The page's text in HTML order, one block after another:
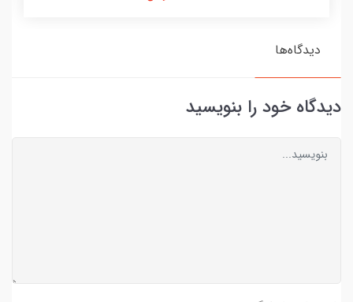
دیدگاه‌ها
دیدگاه خود را بنویسید